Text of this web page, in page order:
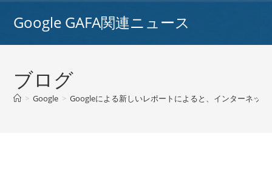
Google GAFA関連ニュース
ブログ
> Google > Googleによる新しいレポートによると、インターネッ